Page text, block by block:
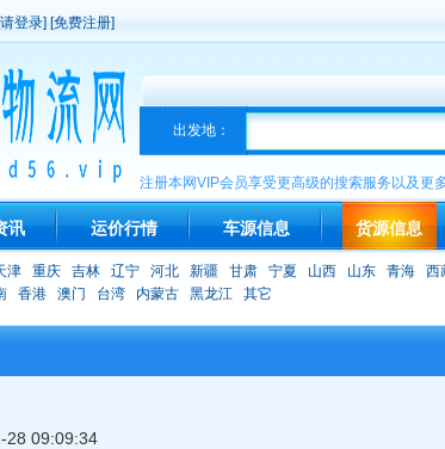
[请登录] [免费注册]
出发地：
注册本网VIP会员享受更高级的搜索服务以及更多
讯 运价行情 车源信息 货源信息
津 重庆 吉林 辽宁 河北 新疆 甘肃 宁夏 山西 山东 青海 西
香港 澳门 台湾 内蒙古 黑龙江 其它
28 09:09:34